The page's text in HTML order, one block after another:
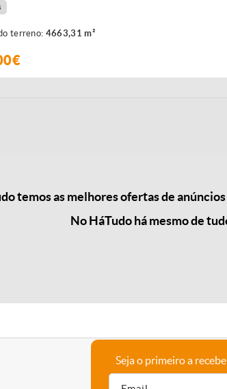
terreno: 4663,31 m²
temos as melhores ofertas de
No HáTudo há mesmo de
A empresa
Seja o primeiro a